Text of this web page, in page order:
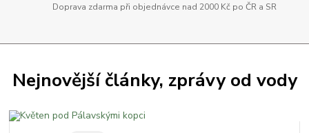
Doprava zdarma při objednávce nad 2000 Kč po ČR a SR
Nejnovější články, zprávy od vody